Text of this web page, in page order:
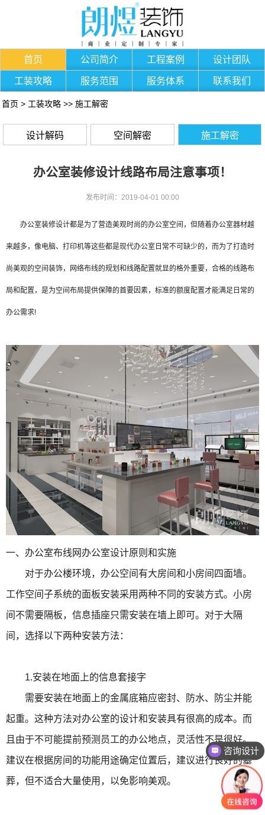
首页 公司简介 工程案例 设计团队
工装攻略 服务范围 服务体系 联系我们
首页 > 工装攻略 >> 施工解密
设计解码 空间解密 施工解密
办公室装修设计线路布局注意事项！
发布时间：2019-04-01 00:00
办公室装修设计都是为了营造美观时尚的办公室空间，但随着办公室器材越
来越多，像电脑、打印机等这些都是现代办公室日常不可缺少的，而为了打造时
尚美观的空间装饰，网络布线的规划和线路配置就显的格外重要，合格的线路布
局和配置，是为空间布局提供保障的首要因素，标准的额度配置才能满足日常的
办公需求!
一、办公室布线网办公室设计原则和实施
对于办公楼环境，办公空间有大房间和小房间四面墙。
工作空间子系统的面板安装采用两种不同的安装方式。小房
间不需要隔板，信息插座只需安装在墙上即可。对于大隔
间，选择以下两种安装方法：
1.安装在地面上的信息套接字
需要安装在地面上的金属底箱应密封、防水、防尘并能
起重。这种方法对办公室的设计和安装具有很高的成本。而
且由于不可能提前预测员工的办公地点，灵活性不是很好。
建议在根据房间的功能用途确定位置后，建议进行良好的墓
葬，但不适合大量使用，以免影响美观。
咨询设计